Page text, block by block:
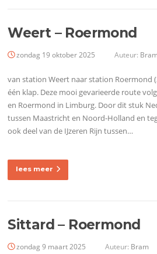
Weert – Roermond
zondag 19 oktober 2025 Auteur: Bram
van station Weert naar station Roermond
één klap. Deze mooi gevarieerde route
en Roermond in Limburg. Door dit stuk
tussen Maastricht en Noord-Holland en
ook deel van de IJzeren Rijn tussen…
lees meer
Sittard – Roermond
zondag 9 maart 2025 Auteur: Bram